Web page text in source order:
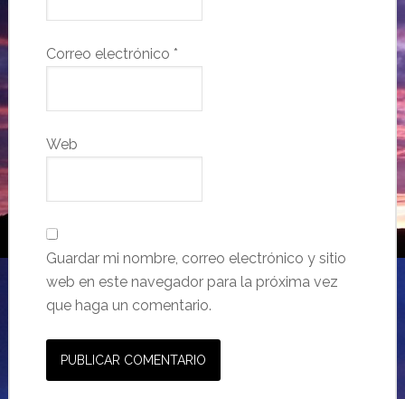
Correo electrónico *
Web
Guardar mi nombre, correo electrónico y sitio
web en este navegador para la próxima vez
que haga un comentario.